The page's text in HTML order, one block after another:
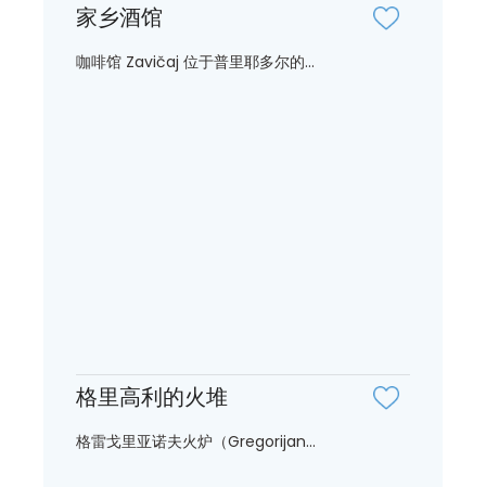
家乡酒馆
咖啡馆 Zavičaj 位于普里耶多尔的...
格里高利的火堆
格雷戈里亚诺夫火炉（Gregorijan...